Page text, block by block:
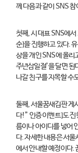
께 다음과 같이 SNS
첫째, 시 대표 SNS에
순]을 진행하고 있다.
상을 개인 SNS에 올리
주년삼일절’을 달면
나갈 친구를 지목할 수
둘째, 서울꿈새김판 게
다!” 인증 이벤트]도 진
름이나 아이디를 넣어
다. 자세한 내용은 서
에서 안내할 예정이다.